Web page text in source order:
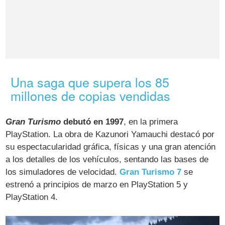
Una saga que supera los 85
millones de copias vendidas
Gran Turismo debutó en 1997, en la primera
PlayStation. La obra de Kazunori Yamauchi destacó por
su espectacularidad gráfica, físicas y una gran atención
a los detalles de los vehículos, sentando las bases de
los simuladores de velocidad.Gran Turismo 7 se
estrenó a principios de marzo en PlayStation 5 y
PlayStation 4.